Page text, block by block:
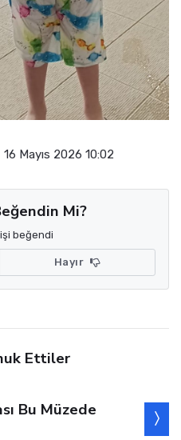
16 Mayıs 2026 10:02
Mi?
beğendi
Hayır
Ettiler
Bu Müzede